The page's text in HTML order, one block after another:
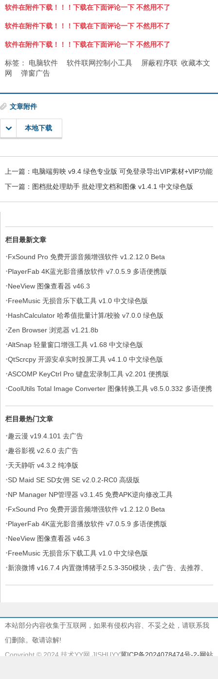
软件在附件下载！！！下载在下面评论一下 不然用不了
软件在附件下载！！！下载在下面评论一下 不然用不了
软件在附件下载！！！下载在下面评论一下 不然用不了
收藏本文
标签： 电脑软件 软件联网控制小工具
屏蔽程序联
网
弹窗广告
文章附件
本地下载
上一篇： 电脑端剪映 v9.4 绿色专业版 可免登录导出VIP素材+VIP功能
下一篇： 图档批处理助手 批处理文档和图像 v1.4.1 中文绿色版
栏目最新文章
·FxSound Pro 免费开源音频增强软件 v1.2.12.0 Beta
·PlayerFab 4K蓝光影音播放软件 v7.0.5.9 多语便携版
·NeeView 图像查看器 v46.3
·FreeMusic 无损音乐下载工具 v1.0 中文绿色版
·HashCalculator 哈希值批量计算/校验 v7.0.0 绿色版
·Zen Browser 浏览器 v1.21.8b
·AltSnap 轻量窗口增强工具 v1.68 中文绿色版
·QtScrcpy 开源安卓实时投屏工具 v4.1.0 中文绿色版
·ASCOMP KeyCtrl Pro 键盘宏录制工具 v2.201 便携版
·CoolUtils Total Image Converter 图像转换工具 v8.5.0.332 多语便携
栏目最热门文章
·趣云漫 v19.4.101 去广告
·趣谷影视 v2.6.0 去广告
·天天静听 v4.3.2 纯净版
·SD Maid SE SD女佣 SE v2.0.2-RC0 高级版
·NP Manager NP管理器 v3.1.45 免费APK逆向修改工具
·FxSound Pro 免费开源音频增强软件 v1.2.12.0 Beta
·PlayerFab 4K蓝光影音播放软件 v7.0.5.9 多语便携版
·NeeView 图像查看器 v46.3
·FreeMusic 无损音乐下载工具 v1.0 中文绿色版
·新浪微博 v16.7.4 内置微博猪手2.5.3-350模块，去广告、去推荐、
本站部分内容收集于互联网，如果有侵权内容、不妥之处，请联系我
们删除。敬请谅解!
Copyright © 2024 技术YY网 JISHUYY冀ICP备2024078474号-2-网站